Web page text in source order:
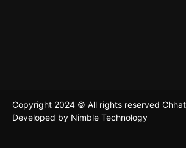
Copyright 2024 © All rights reserved
Developed by Nimble Technology